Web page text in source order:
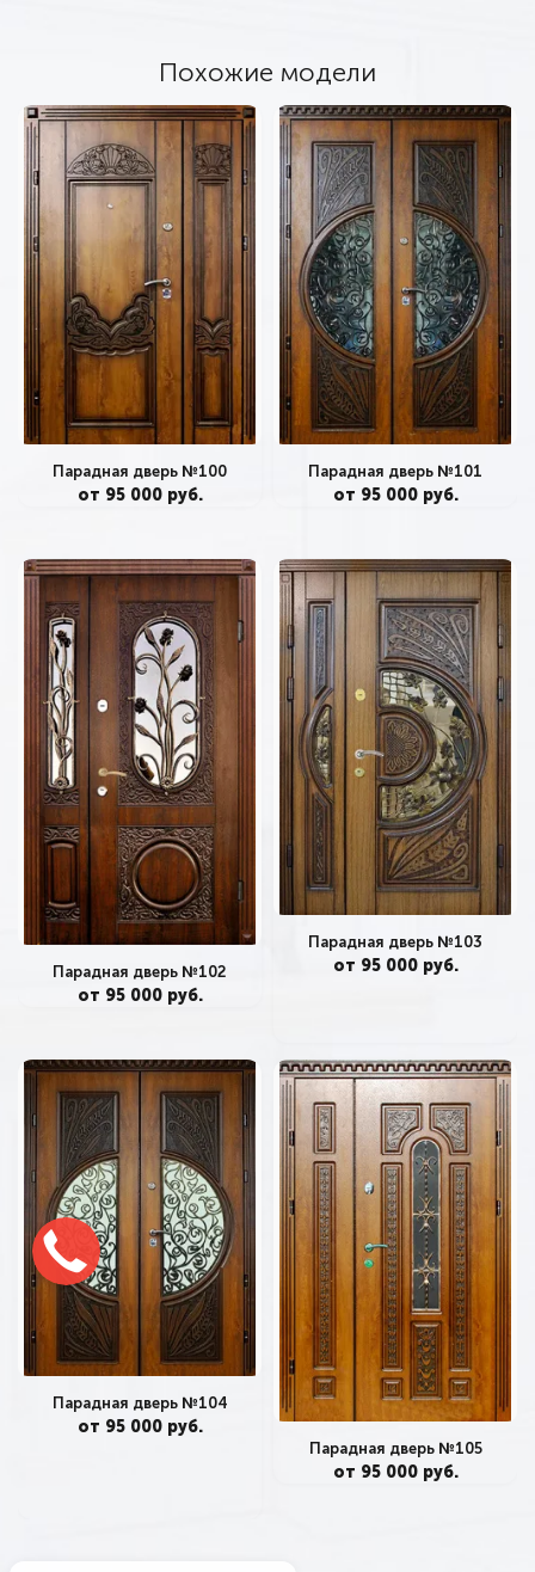
Похожие модели
Парадная дверь №100
от 95 000 руб.
Парадная дверь №101
от 95 000 руб.
Парадная дверь №102
от 95 000 руб.
Парадная дверь №103
от 95 000 руб.
Парадная дверь №104
от 95 000 руб.
Парадная дверь №105
от 95 000 руб.